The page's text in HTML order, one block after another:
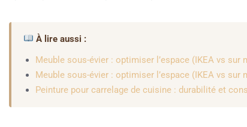
À lire aussi :
Meuble sous-évier : optimiser l’espace (IKEA vs sur
Meuble sous-évier : optimiser l’espace (IKEA vs sur
Peinture pour carrelage de cuisine : durabilité et